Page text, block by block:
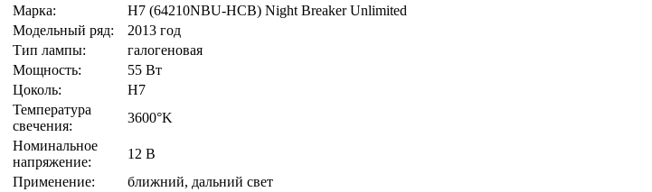
Марка:
H7 (64210NBU-HCB) Night Breaker Unlimited
Модельный ряд:
2013 год
Тип лампы:
галогеновая
Мощность:
55 Вт
Цоколь:
H7
Температура
свечения:
3600°K
Номинальное
напряжение:
12 В
Применение:
ближний, дальний свет